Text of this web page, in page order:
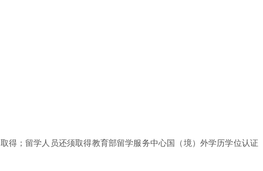
得；留学人员还须取得教育部留学服务中心国（境）外学历学位认证